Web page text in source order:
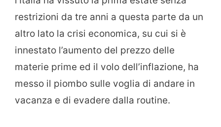
restrizioni da tre anni a questa parte da un
altro lato la crisi economica, su cui si è
innestato l’aumento del prezzo delle
materie prime ed il volo dell’inflazione, ha
messo il piombo sulle voglia di andare in
vacanza e di evadere dalla routine.